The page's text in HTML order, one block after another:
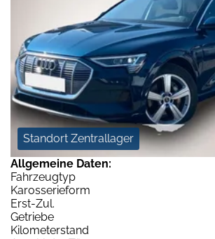
Standort Zentrallager
Allgemeine Daten:
Fahrzeugtyp
Karosserieform
Erst-Zul.
Getriebe
Kilometerstand